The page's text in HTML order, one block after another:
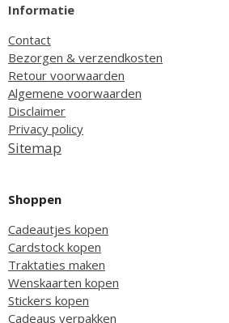
Informatie
Contact
Bezorgen & verzendkosten
Retour voorwaarden
Algemene voorwaarden
Disclaimer
Privacy policy
Sitemap
Shoppen
Cadeautjes kopen
Cardstock kopen
Traktaties maken
Wenskaarten kopen
Stickers kopen
Cadeaus verpakken